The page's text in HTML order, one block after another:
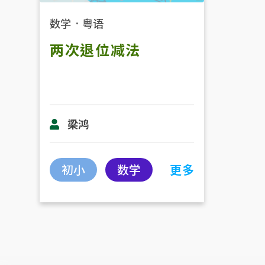
数学 ． 粤语
两次退位减法
梁鸿
初小 数学 更多